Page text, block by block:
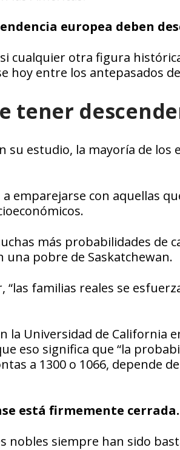
europea deben
cualquier otra figura
hoy entre los antepasados
tener
su estudio, la mayoría de los
emparejarse con aquellas
más probabilidades de
una pobre de Saskatchewan.
“las familias reales se
la Universidad de California
eso significa que “la
a 1300 o 1066, depende
está firmemente cerrada.
nobles siempre han sido